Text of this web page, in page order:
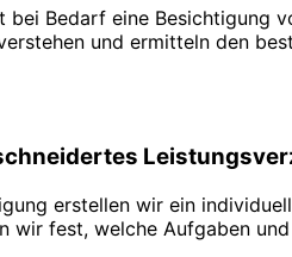
Bedarf eine Besichtigung
und ermitteln den
erstellen wir ein
wir fest, welche Aufgaben